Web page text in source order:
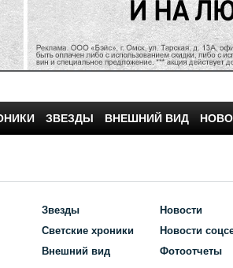
ЗВЕЗДЫ ВНЕШНИЙ ВИД
Звезды
Светские хроники
Внешний вид
Новости
Новости
Фотоотчеты